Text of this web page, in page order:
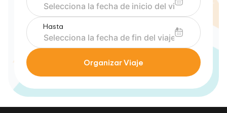
Hasta
Organizar Viaje